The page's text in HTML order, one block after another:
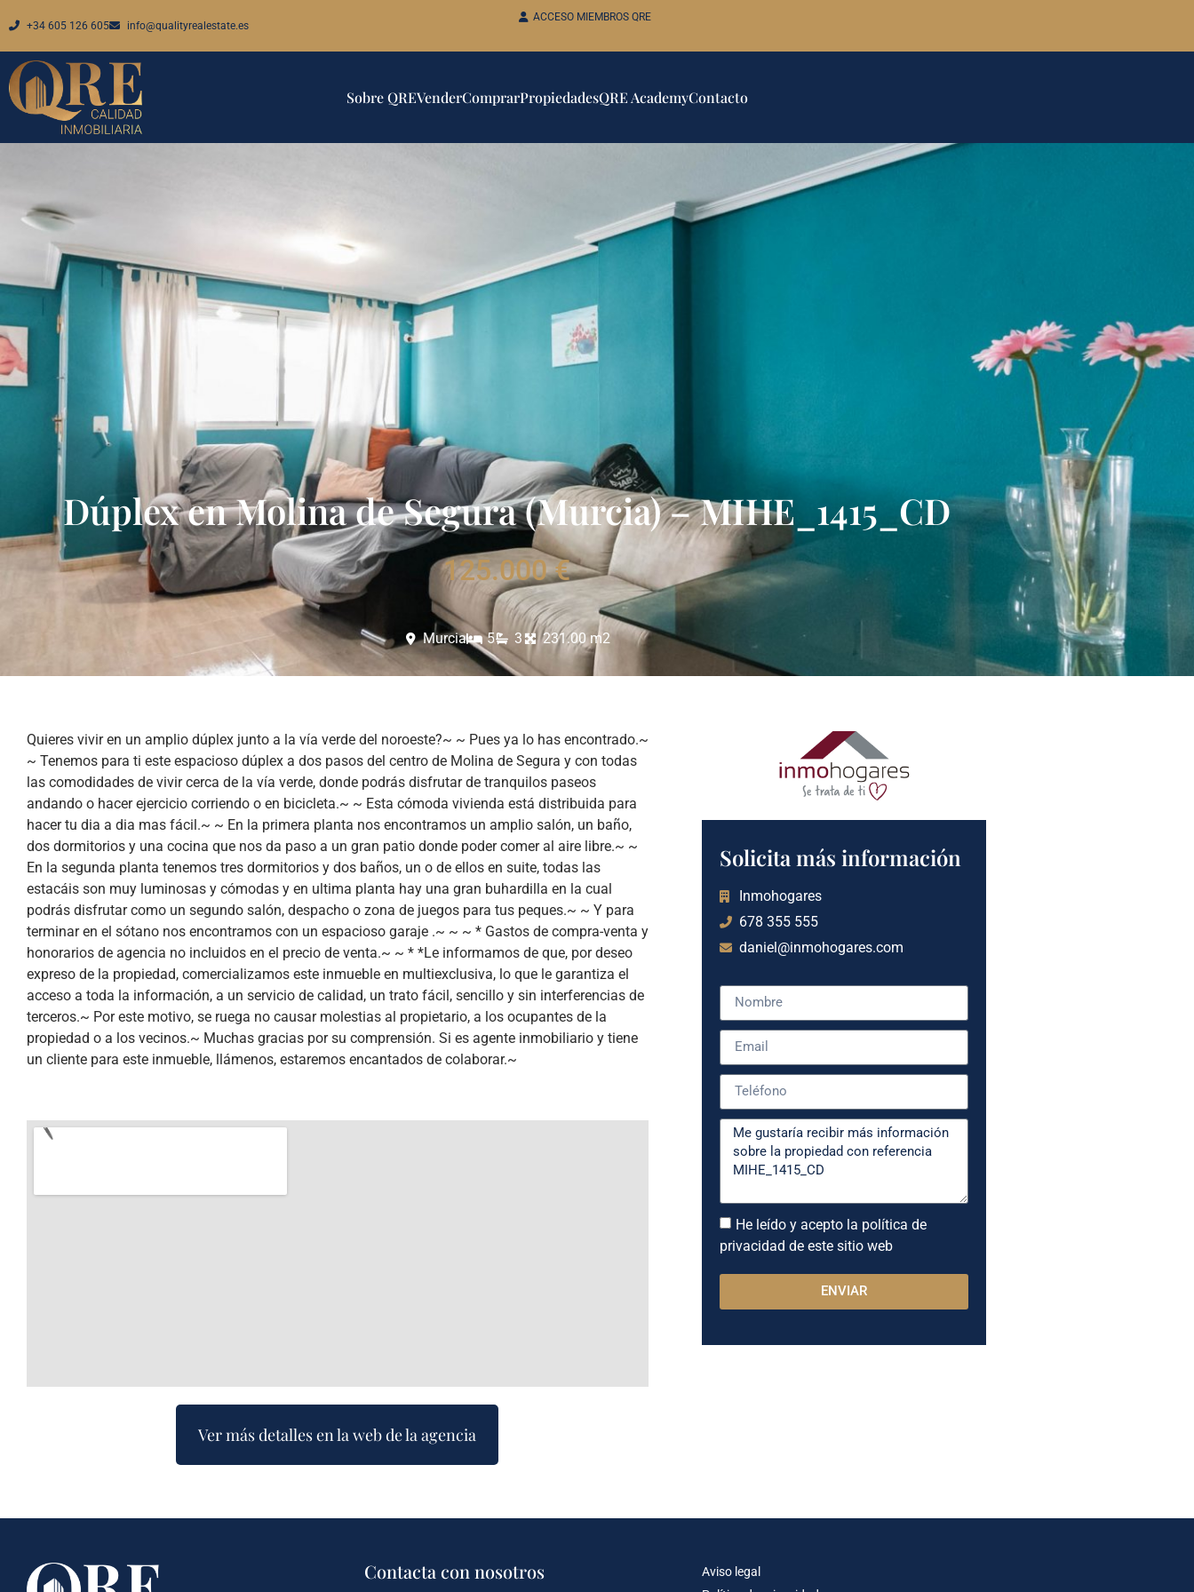
+34 605 126 605 info@qualityrealestate.es
ACCESO MIEMBROS QRE
Sobre QREVenderComprarPropiedadesQRE AcademyContacto
Dúplex en Molina de Segura (Murcia) – MIHE_1415_CD
125.000 €
Murcia 5 3 231.00 m2
Quieres vivir en un amplio dúplex junto a la vía verde del noroeste?~ ~ Pues ya lo has encontrado.~
~ Tenemos para ti este espacioso dúplex a dos pasos del centro de Molina de Segura y con todas
las comodidades de vivir cerca de la vía verde, donde podrás disfrutar de tranquilos paseos
andando o hacer ejercicio corriendo o en bicicleta.~ ~ Esta cómoda vivienda está distribuida para
hacer tu dia a dia mas fácil.~ ~ En la primera planta nos encontramos un amplio salón, un baño,
dos dormitorios y una cocina que nos da paso a un gran patio donde poder comer al aire libre.~ ~
En la segunda planta tenemos tres dormitorios y dos baños, un o de ellos en suite, todas las
estacáis son muy luminosas y cómodas y en ultima planta hay una gran buhardilla en la cual
podrás disfrutar como un segundo salón, despacho o zona de juegos para tus peques.~ ~ Y para
terminar en el sótano nos encontramos con un espacioso garaje .~ ~ ~ * Gastos de compra-venta y
honorarios de agencia no incluidos en el precio de venta.~ ~ * *Le informamos de que, por deseo
expreso de la propiedad, comercializamos este inmueble en multiexclusiva, lo que le garantiza el
acceso a toda la información, a un servicio de calidad, un trato fácil, sencillo y sin interferencias de
terceros.~ Por este motivo, se ruega no causar molestias al propietario, a los ocupantes de la
propiedad o a los vecinos.~ Muchas gracias por su comprensión. Si es agente inmobiliario y tiene
un cliente para este inmueble, llámenos, estaremos encantados de colaborar.~
Ver más detalles en la web de la agencia
Solicita más información
Inmohogares
678 355 555
daniel@inmohogares.com
He leído y acepto la política de
privacidad de este sitio web
ENVIAR
Contacta con nosotros
Aviso legal